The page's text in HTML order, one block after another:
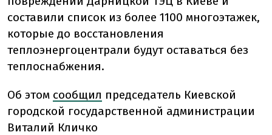
составили список из более 1100 многоэтажек,
которые до восстановления
теплоэнергоцентрали будут оставаться без
теплоснабжения.
Об этом сообщил председатель Киевской
городской государственной администрации
Виталий Кличко